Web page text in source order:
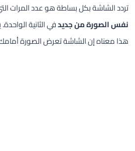
تردد الشاشة بكل بساطة هو عدد المرات
نفس الصورة من جديد
هذا معناه إن الشاشة تعرض الصورة أمامك 60 مرة كل